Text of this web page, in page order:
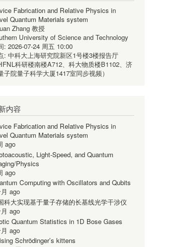
Fabrication and Relative Physics in
Quantum Materials system
Zhang 教授
University of Science and Technology
: 2026-07-24 周五 10:00
: 中科大上海研究院新区1号楼3楼报告厅
科研楼南楼A712、科大物质楼B1102、济
子院量子科学大厦1417室同步视频）
内容
Fabrication and Relative Physics in
Quantum Materials system
ago
Light-Speed, and Quantum
Physics
ago
Computing with Oscillators and Qubits
ago
科大实现基于量子存储的长基线光学干涉仪
ago
Quantum Statistics in 1D Bose Gases
ago
Schrödinger’s kittens